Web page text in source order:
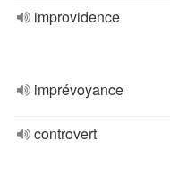
improvidence
imprévoyance
controvert